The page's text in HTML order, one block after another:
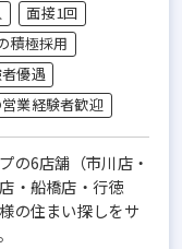
面接1回
積極採用
優遇
業経験者歓迎
の6店舗（市川店・
・船橋店・行徳
の住まい探しをサ